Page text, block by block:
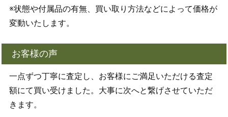
※状態や付属品の有無、買い取り方法などによって価格が
変動いたします。
お客様の声
一点ずつ丁寧に査定し、お客様にご満足いただける査定
額にて買い受けました。大事に次へと繋げさせていただ
きます。